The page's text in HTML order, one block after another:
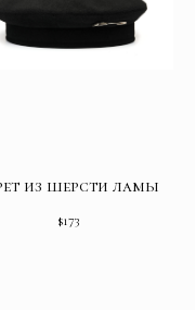
из шерсти ламы
$173